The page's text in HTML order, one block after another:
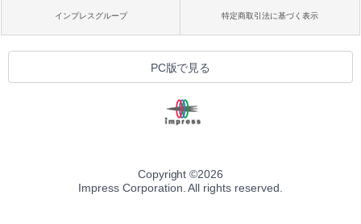
インプレスグループ 特定商取引法に基づく表示
PC版で見る
Copyright ©2026
Impress Corporation. All rights reserved.